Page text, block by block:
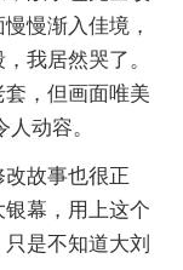
慢渐入佳境，
我居然哭了。
，但画面唯美
动容。
故事也很正
幕，用上这个
是不知道大刘